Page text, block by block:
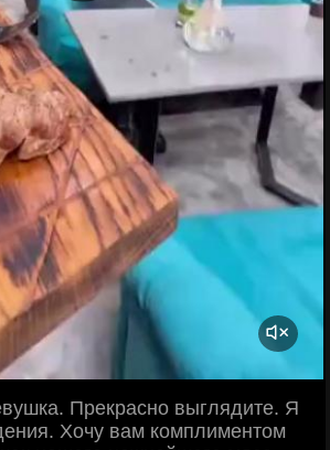
Прекрасно выглядите. Я
Хочу вам комплиментом